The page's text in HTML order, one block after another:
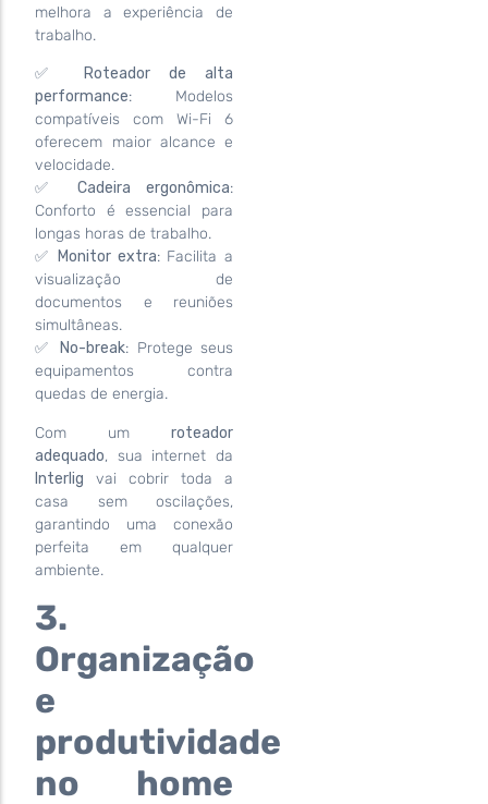
melhora a experiência de
trabalho.
✅
Roteador de alta
performance: Modelos
compatíveis com Wi-Fi 6
oferecem maior alcance e
velocidade.
✅ Cadeira ergonômica:
Conforto é essencial para
longas horas de trabalho.
✅ Monitor extra: Facilita a
visualização de
documentos e reuniões
simultâneas.
✅
No-break: Protege seus
equipamentos contra
quedas de energia.
Com um roteador
adequado, sua internet da
Interlig vai cobrir toda a
casa sem oscilações,
garantindo uma conexão
perfeita em qualquer
ambiente.
3.
Organização
e
produtividade
no home